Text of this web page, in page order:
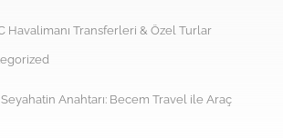
Havalimanı Transferleri & Özel Turlar
Anahtarı: Becem Travel ile Araç